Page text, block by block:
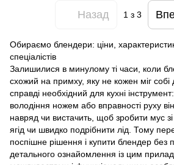
Назад 1з 3
Обираємо блендери: ціни,
спеціалістів
Залишилися в минулому ті часи, коли
схожий на примху, яку не кожен міг собі
справді необхідний для кухні
володіння ножем або вправності руху
навряд чи вистачить, щоб зробити мус
ягід чи швидко подрібнити лід. Тому
поспішне рішення і купити блендер без
детального ознайомлення із цим